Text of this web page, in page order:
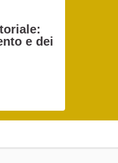
e dei